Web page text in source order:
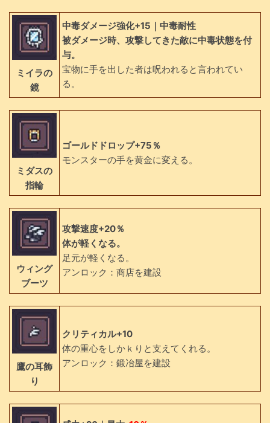
ミイラの
鏡
中毒ダメージ強化+15｜中毒耐性
被ダメージ時、攻撃してきた敵に中毒状態を付
与。
宝物に手を出した者は呪われると言われてい
る。
ミダスの
指輪
ゴールドドロップ+75％
モンスターの手を黄金に変える。
ウィング
ブーツ
攻撃速度+20％
体が軽くなる。
足元が軽くなる。
アンロック：商店を建設
鷹の耳飾
り
クリティカル+10
体の重心をしかｋりと支えてくれる。
アンロック：鍛冶屋を建設